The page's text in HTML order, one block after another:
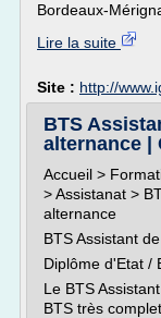
Bordeaux-
Lire la suite
Site : http://
BTS
alternance |
Accueil >
> Assistanat >
alternance
BTS Assistant
Diplôme d'Etat /
Le BTS
BTS très